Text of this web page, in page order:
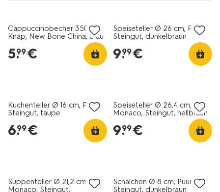
Cappuccinobecher 350 ml,
Knap, New Bone China, blau
5.
99€
Speiseteller Ø 26 cm, Puur,
Steingut, dunkelbraun
9.
99€
Kuchenteller Ø 16 cm, Puur,
Steingut, taupe
6.
99€
Speiseteller Ø 26,4 cm,
Monaco, Steingut, hellbraun
9.
99€
Suppenteller Ø 21,2 cm,
Monaco, Steingut,
Schälchen Ø 8 cm, Puur,
Steingut, dunkelbraun